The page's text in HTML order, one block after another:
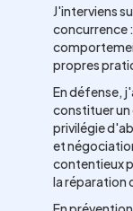
J'interviens
concurrence
propres
En défense,
constituer un
privilégie
et
contentieux
la réparation